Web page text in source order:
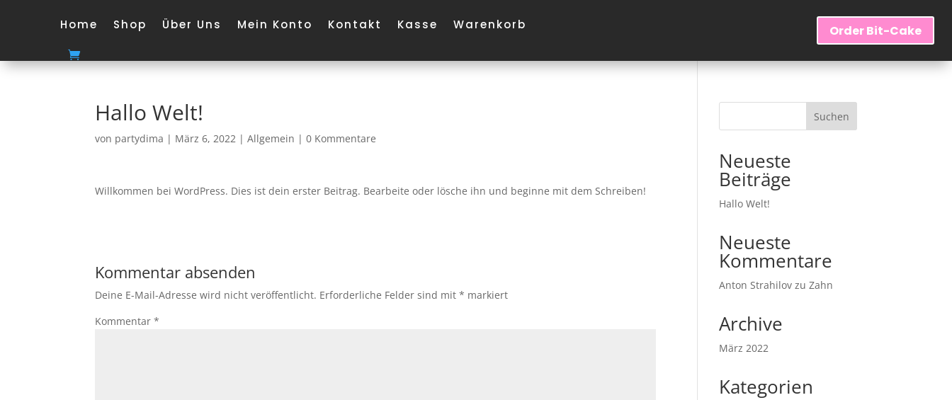
Home Shop Über Uns Mein Konto Kontakt Kasse Warenkorb Order Bit-Cake
Hallo Welt!
von partydima | März 6, 2022 |Allgemein |0 Kommentare
Willkommen bei WordPress. Dies ist dein erster Beitrag. Bearbeite oder lösche ihn und beginne mit dem Schreiben!
Kommentar absenden
Deine E-Mail-Adresse wird nicht veröffentlicht. Erforderliche Felder sind mit* markiert
Kommentar*
Suchen
Neueste
Beiträge
Hallo Welt!
Neueste
Kommentare
Anton Strahilov zuZahn
Archive
März 2022
Kategorien